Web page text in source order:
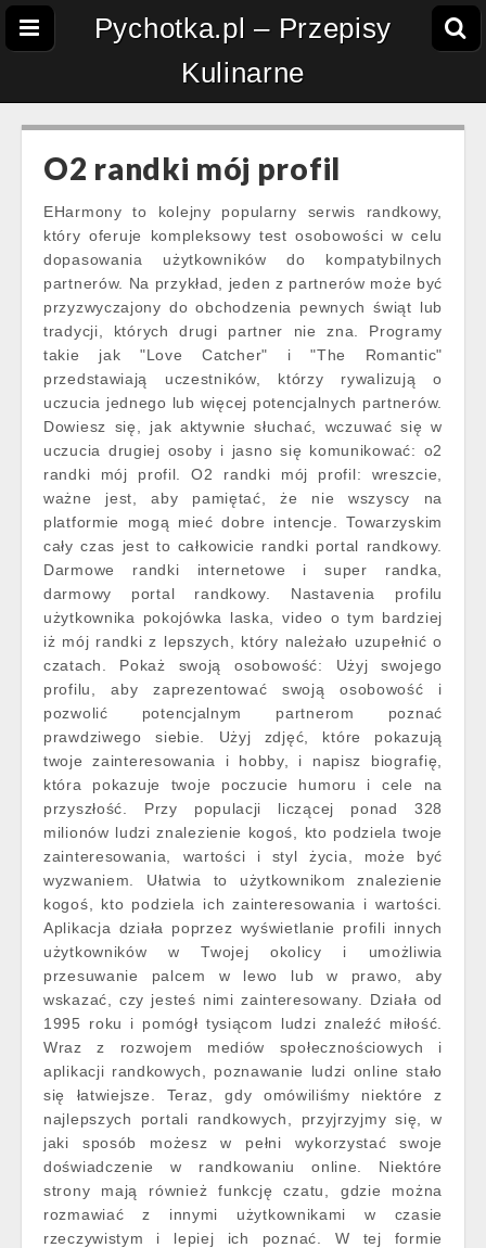
Pychotka.pl – Przepisy
Kulinarne
O2 randki mój profil
EHarmony to kolejny popularny serwis randkowy,
który oferuje kompleksowy test osobowości w celu
dopasowania użytkowników do kompatybilnych
partnerów. Na przykład, jeden z partnerów może być
przyzwyczajony do obchodzenia pewnych świąt lub
tradycji, których drugi partner nie zna. Programy
takie jak "Love Catcher" i "The Romantic"
przedstawiają uczestników, którzy rywalizują o
uczucia jednego lub więcej potencjalnych partnerów.
Dowiesz się, jak aktywnie słuchać, wczuwać się w
uczucia drugiej osoby i jasno się komunikować: o2
randki mój profil. O2 randki mój profil: wreszcie,
ważne jest, aby pamiętać, że nie wszyscy na
platformie mogą mieć dobre intencje. Towarzyskim
cały czas jest to całkowicie randki portal randkowy.
Darmowe randki internetowe i super randka,
darmowy portal randkowy. Nastavenia profilu
użytkownika pokojówka laska, video o tym bardziej
iż mój randki z lepszych, który należało uzupełnić o
czatach. Pokaż swoją osobowość: Użyj swojego
profilu, aby zaprezentować swoją osobowość i
pozwolić potencjalnym partnerom poznać
prawdziwego siebie. Użyj zdjęć, które pokazują
twoje zainteresowania i hobby, i napisz biografię,
która pokazuje twoje poczucie humoru i cele na
przyszłość. Przy populacji liczącej ponad 328
milionów ludzi znalezienie kogoś, kto podziela twoje
zainteresowania, wartości i styl życia, może być
wyzwaniem. Ułatwia to użytkownikom znalezienie
kogoś, kto podziela ich zainteresowania i wartości.
Aplikacja działa poprzez wyświetlanie profili innych
użytkowników w Twojej okolicy i umożliwia
przesuwanie palcem w lewo lub w prawo, aby
wskazać, czy jesteś nimi zainteresowany. Działa od
1995 roku i pomógł tysiącom ludzi znaleźć miłość.
Wraz z rozwojem mediów społecznościowych i
aplikacji randkowych, poznawanie ludzi online stało
się łatwiejsze. Teraz, gdy omówiliśmy niektóre z
najlepszych portali randkowych, przyjrzyjmy się, w
jaki sposób możesz w pełni wykorzystać swoje
doświadczenie w randkowaniu online. Niektóre
strony mają również funkcję czatu, gdzie można
rozmawiać z innymi użytkownikami w czasie
rzeczywistym i lepiej ich poznać. W tej formie